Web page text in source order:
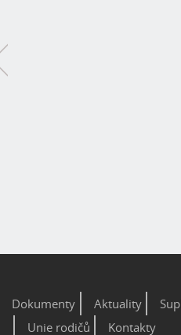
Dokumenty Aktuality
Unie rodičů
Kontakty